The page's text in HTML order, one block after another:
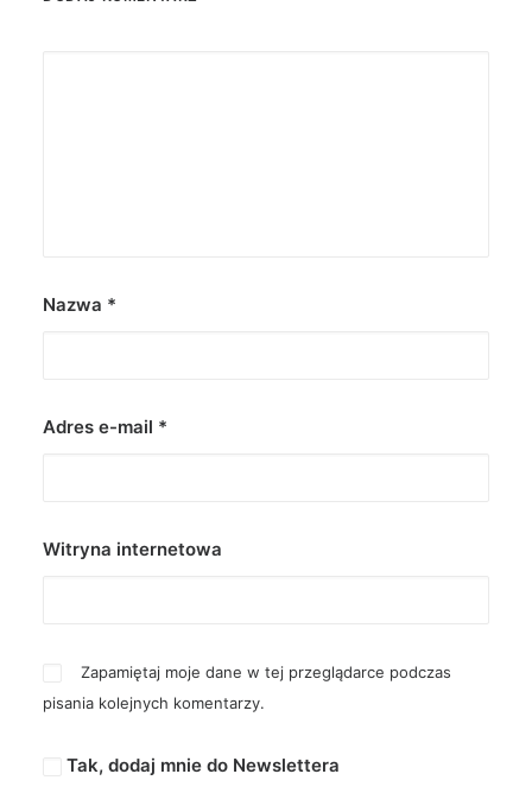
Nazwa *
Adres e-mail *
Witryna internetowa
Zapamiętaj moje dane w tej przeglądarce podczas
pisania kolejnych komentarzy.
Tak, dodaj mnie do Newslettera